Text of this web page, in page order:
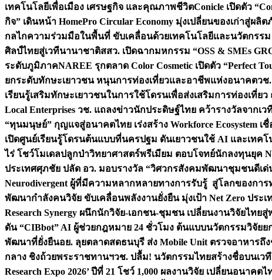
เทคโนโลยีเพื่อเมือง เศรษฐกิจ และคุณภาพชีวิตConicle เปิดตัว
กิจ” เดินหน้า HomePro Circular Economy มุ่งเปลี่ยนของเก่าสู่ผ
กลไกความร่วมมือในพื้นที่ ขับเคลื่อนด้วยเทคโนโลยีและนวัตกรร
ศิลป์ไทยสู่เวทีนานาชาติสสว. เปิดฉากมหกรรม “OSS & SMEs
ระดับภูมิภาคNAREE รุกตลาด Color Cosmetic เปิดตัว “Perfect
ยกระดับทักษะเยาวชน หนุนการท่องเที่ยวและอาชีพแห่งอนาคตวช
เรียนรู้เสริมทักษะเยาวชนในการใช้โดรนเพื่อส่งเสริมการท่องเที่
Local Enterprises วช. แถลงข่าวนักประดิษฐ์ไทย คว้ารางวัลจากเว
“ทุนมนุษย์” กุญแจสู่อนาคตไทย เร่งสร้าง Workforce Ecosystem
เปิดศูนย์เรียนรู้โดรนต้นแบบที่นครปฐม ดันเยาวชนใช้ AI และเทค
ไร่ โชว์โมเดลปลูกป่าวิทยาศาสตร์พรีเมียม ตอบโจทย์นักลงทุนยุค
ประเทศศุภชัย ปลัด อว. มอบรางวัล “วิศวกรสังคมพัฒนาชุมชนดีเ
Neurodivergent ผู้ที่มีความหลากหลายทางการรับรู้ สู่โลกของการ
พัฒนากำลังคนวิจัย ขับเคลื่อนพลังงานยั่งยืน มุ่งเป้า Net Zero ประเ
Research Synergy ผนึกนักวิจัย-เอกชน-ชุมชน เปลี่ยนงานวิจัยไทย
ดัน “CIBbot” AI ผู้ช่วยกฎหมาย 24 ชั่วโมง ต้นแบบนวัตกรรมวิจัย
พัฒนาที่ยั่งยืนอย. ลุยตลาดสดธนบุรี ส่ง Mobile Unit ตรวจอาหาร
กลาง ชิงถ้วยพระราชทานฯวช. ปลื้ม! นวัตกรรมไทยสร้างชื่อบนเวที
Research Expo 2026’ ปีที่ 21 โชว์ 1,000 ผลงานวิจัย เปลี่ยนอนาคตไ